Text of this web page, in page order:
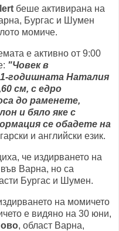
беше активирана на
Бургас и Шумен
момиче.
е активно от 9:00
"Човек в
годишната Наталия
см, с едро
до раменете,
и бяло яке с
се обадете на
и английски език.
че издирването на
Варна, но са
Бургас и Шумен.
на момичето
е видяно на 30 юни,
, област Варна,